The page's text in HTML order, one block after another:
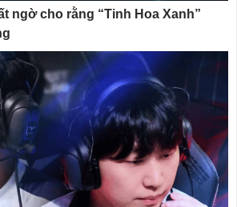
ngờ cho rằng “Tinh Hoa Xanh”